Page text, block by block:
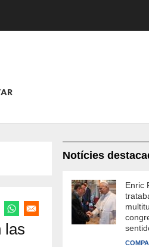
las
Notícies
Enric